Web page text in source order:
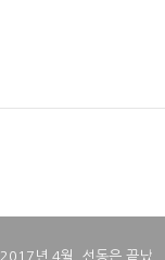
2017년 4월, 선동은 끝났